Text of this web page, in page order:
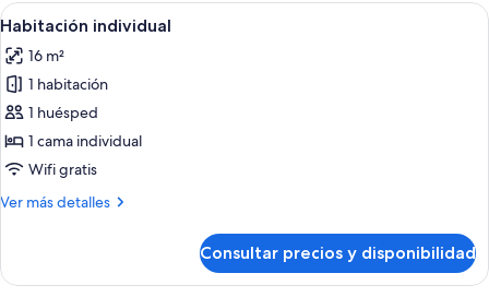
Abrir
todas
las
fotos
de
Habitación
individual
Habitación de hotel con una cama
5
Habitación individual
16 m²
1 habitación
1 huésped
1 cama individual
Wifi gratis
Ver más detalles
Más
individual
Consultar precios y disponibilidad